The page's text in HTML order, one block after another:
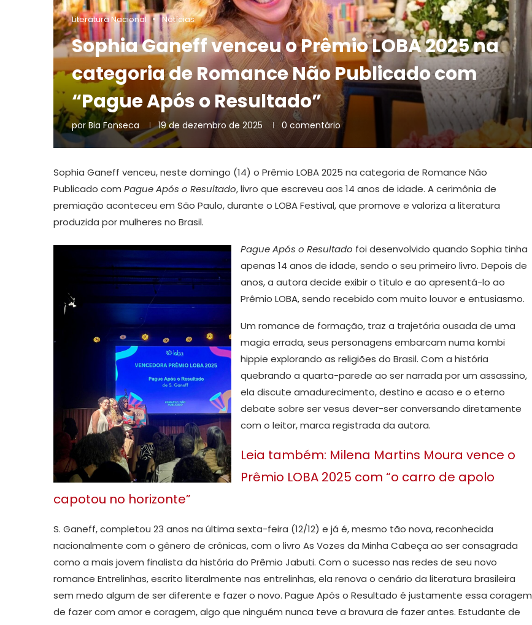
Literatura Nacional Notícias
Sophia Ganeff venceu o Prêmio LOBA 2025 na
categoria de Romance Não Publicado com
“Pague Após o Resultado”
por Bia Fonseca 19 de dezembro de 2025 0 comentário
Sophia Ganeff venceu, neste domingo (14) o Prêmio LOBA 2025 na categoria de Romance Não
Publicado com Pague Após o Resultado, livro que escreveu aos 14 anos de idade. A cerimônia de
premiação aconteceu em São Paulo, durante o LOBA Festival, que promove e valoriza a literatura
produzida por mulheres no Brasil.
Pague Após o Resultado foi desenvolvido quando Sophia tinha
apenas 14 anos de idade, sendo o seu primeiro livro. Depois de
anos, a autora decide exibir o título e ao apresentá-lo ao
Prêmio LOBA, sendo recebido com muito louvor e entusiasmo.
Um romance de formação, traz a trajetória ousada de uma
magia errada, seus personagens embarcam numa kombi
hippie explorando as religiões do Brasil. Com a história
quebrando a quarta-parede ao ser narrada por um assassino,
ela discute amadurecimento, destino e acaso e o eterno
debate sobre ser vesus dever-ser conversando diretamente
com o leitor, marca registrada da autora.
Leia também: Milena Martins Moura vence o
Prêmio LOBA 2025 com “o carro de apolo
capotou no horizonte”
S. Ganeff, completou 23 anos na última sexta-feira (12/12) e já é, mesmo tão nova, reconhecida
nacionalmente com o gênero de crônicas, com o livro As Vozes da Minha Cabeça ao ser consagrada
como a mais jovem finalista da história do Prêmio Jabuti. Com o sucesso nas redes de seu novo
romance Entrelinhas, escrito literalmente nas entrelinhas, ela renova o cenário da literatura brasileira
sem medo algum de ser diferente e fazer o novo. Pague Após o Resultado é justamente essa coragem
de fazer com amor e coragem, algo que ninguém nunca teve a bravura de fazer antes. Estudante de